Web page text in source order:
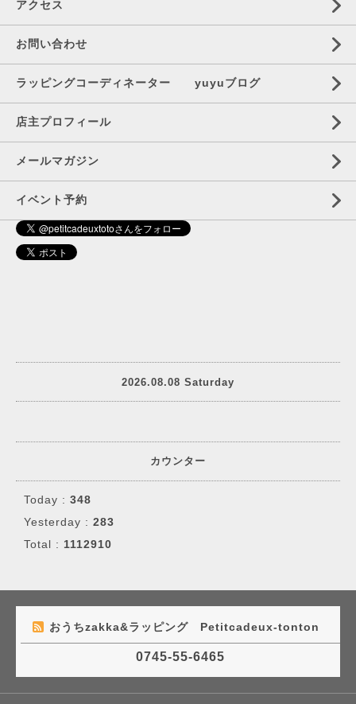
アクセス
お問い合わせ
ラッピングコーディネーター yuyuブログ
店主プロフィール
メールマガジン
イベント予約
2026.08.08 Saturday
カウンター
Today : 348
Yesterday : 283
Total : 1112910
おうちzakka&ラッピング Petitcadeux-tonton
0745-55-6465